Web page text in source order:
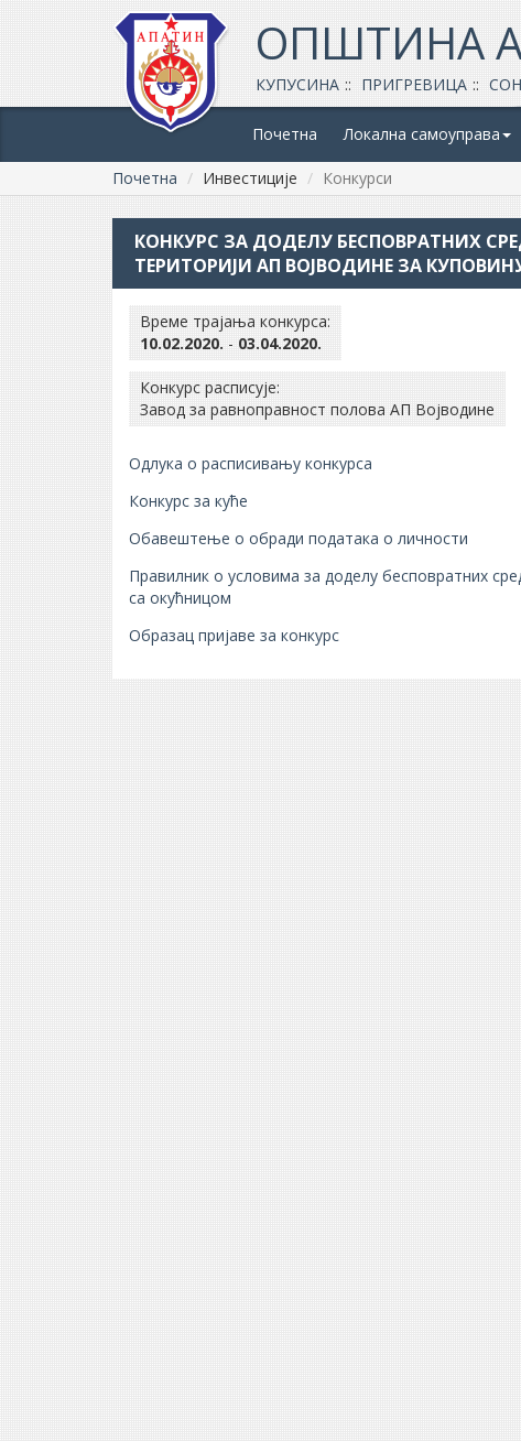
ОПШТИНА
КУПУСИНА ПРИГРЕВИЦА
Почетна Локална самоуправа
Почетна Инвестиције Конкурси
КОНКУРС ЗА ДОДЕЛУ БЕСПОВРАТНИХ
ТЕРИТОРИЈИ АП ВОЈВОДИНЕ ЗА
Време трајања конкурса:
10.02.2020. - 03.04.2020.
Конкурс расписује:
Завод за равноправност полова АП Војводине
Oдлука о расписивању конкурса
Конкурс за куће
Oбавештење о обради података о личности
Правилник о условима за доделу бесповратних
са окућницом
Oбразац пријаве за конкурс